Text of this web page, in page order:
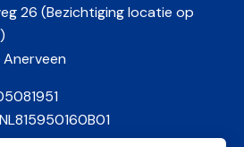
26 (Bezichtiging locatie op